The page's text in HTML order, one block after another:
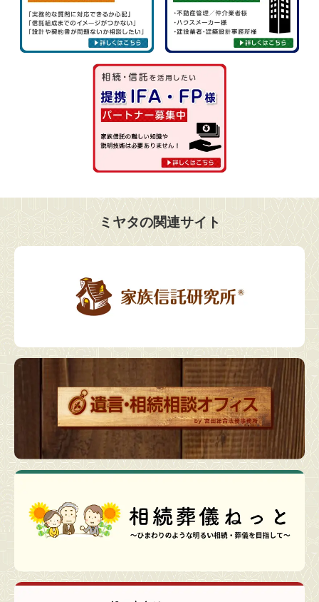
ミヤタの関連サイト